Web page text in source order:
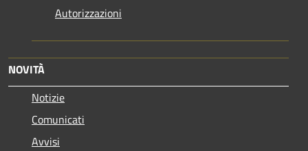
Autorizzazioni
NOVITÀ
Notizie
Comunicati
Avvisi